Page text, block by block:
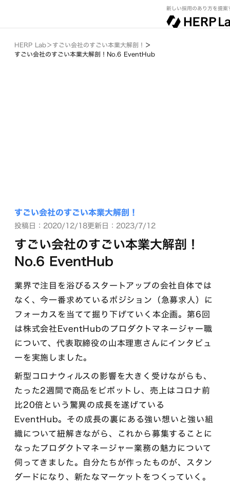
新しい採用のあり方を提案
HERP Lab＞すごい会社のすごい本業大解剖！ ＞
すごい会社のすごい本業大解剖！No.6 EventHub
すごい会社のすごい本業大解剖！
投稿日：2020/12/18更新日：2023/7/12
すごい会社のすごい本業大解剖！
No.6 EventHub
業界で注目を浴びるスタートアップの会社自体では
なく、今一番求めているポジション（急募求人）に
フォーカスを当てて掘り下げていく本企画。第6回
は株式会社EventHubのプロダクトマネージャー職
について、代表取締役の山本理恵さんにインタビュ
ーを実施しました。
新型コロナウィルスの影響を大きく受けながらも、
たった2週間で商品をピボットし、売上はコロナ前
比20倍という驚異の成長を遂げている
EventHub。その成長の裏にある強い想いと強い組
織について紐解きながら、これから募集することに
なったプロダクトマネージャー業務の魅力について
伺ってきました。自分たちが作ったものが、スタン
ダードになり、新たなマーケットをつくっていく。